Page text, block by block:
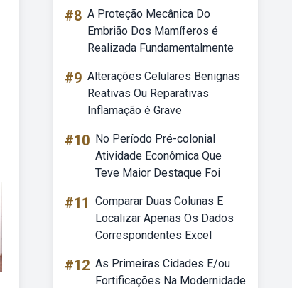
#8 A Proteção Mecânica Do
Embrião Dos Mamíferos é
Realizada Fundamentalmente
#9 Alterações Celulares Benignas
Reativas Ou Reparativas
Inflamação é Grave
#10 No Período Pré-colonial
Atividade Econômica Que
Teve Maior Destaque Foi
#11 Comparar Duas Colunas E
Localizar Apenas Os Dados
Correspondentes Excel
#12 As Primeiras Cidades E/ou
Fortificações Na Modernidade